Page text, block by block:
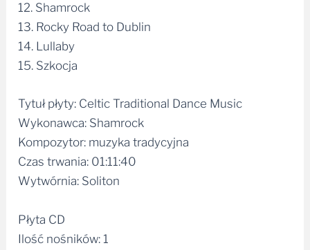
12. Shamrock
13. Rocky Road to Dublin
14. Lullaby
15. Szkocja
Tytuł płyty: Celtic Traditional Dance Music
Wykonawca: Shamrock
Kompozytor: muzyka tradycyjna
Czas trwania: 01:11:40
Wytwórnia: Soliton
Płyta CD
Ilość nośników: 1